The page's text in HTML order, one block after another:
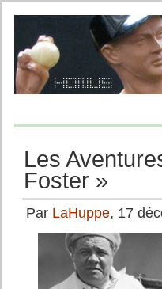
Les
Foster »
Par LaHuppe, 17